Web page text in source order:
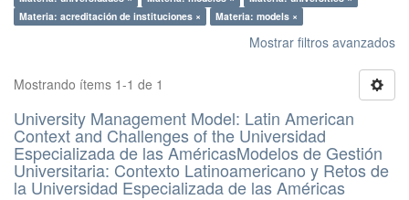
Materia: acreditación de instituciones ×
Materia: models ×
Mostrar filtros avanzados
Mostrando ítems 1-1 de 1
University Management Model: Latin American
Context and Challenges of the Universidad
Especializada de las AméricasModelos de Gestión
Universitaria: Contexto Latinoamericano y Retos de
la Universidad Especializada de las Américas